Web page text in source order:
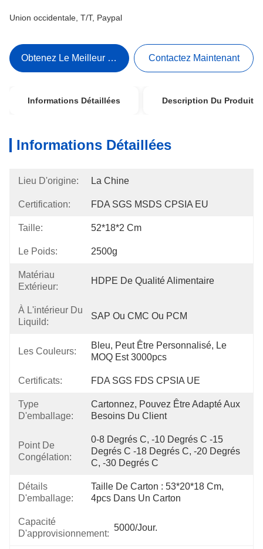
Union occidentale, T/T, Paypal
Obtenez Le Meilleur Prix Contactez Maintenant
Informations Détaillées Description Du Produit
Informations Détaillées
Lieu D'origine: La Chine
Certification: FDA SGS MSDS CPSIA EU
Taille: 52*18*2 Cm
Le Poids: 2500g
Matériau
Extérieur:
HDPE De Qualité Alimentaire
À L'intérieur Du
Liquild:
SAP Ou CMC Ou PCM
Les Couleurs:
Bleu, Peut Être Personnalisé, Le
MOQ Est 3000pcs
Certificats: FDA SGS FDS CPSIA UE
Type
D'emballage:
Cartonnez, Pouvez Être Adapté Aux
Besoins Du Client
Point De
Congélation:
0-8 Degrés C, -10 Degrés C -15
Degrés C -18 Degrés C, -20 Degrés
C, -30 Degrés C
Détails
D'emballage:
Taille De Carton : 53*20*18 Cm,
4pcs Dans Un Carton
Capacité
D'approvisionnement:
5000/jour.